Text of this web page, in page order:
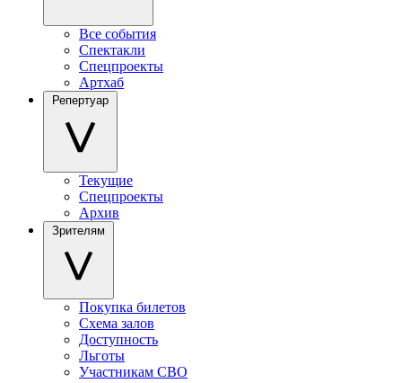
Все события
Спектакли
Спецпроекты
Артхаб
Репертуар
Текущие
Спецпроекты
Архив
Зрителям
Покупка билетов
Схема залов
Доступность
Льготы
Участникам СВО